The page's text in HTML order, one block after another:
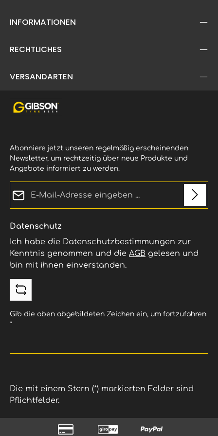
INFORMATIONEN
RECHTLICHES
VERSANDARTEN
Abonniere jetzt unseren regelmäßig erscheinenden
Newsletter, um rechtzeitig über neue Produkte und
Angebote informiert zu werden.
Datenschutz
Ich habe die Datenschutzbestimmungen zur
Kenntnis genommen und die AGB gelesen und
bin mit ihnen einverstanden.
Gib die oben abgebildeten Zeichen ein, um fortzufahren
*
Die mit einem Stern (*) markierten Felder sind
Pflichtfelder.